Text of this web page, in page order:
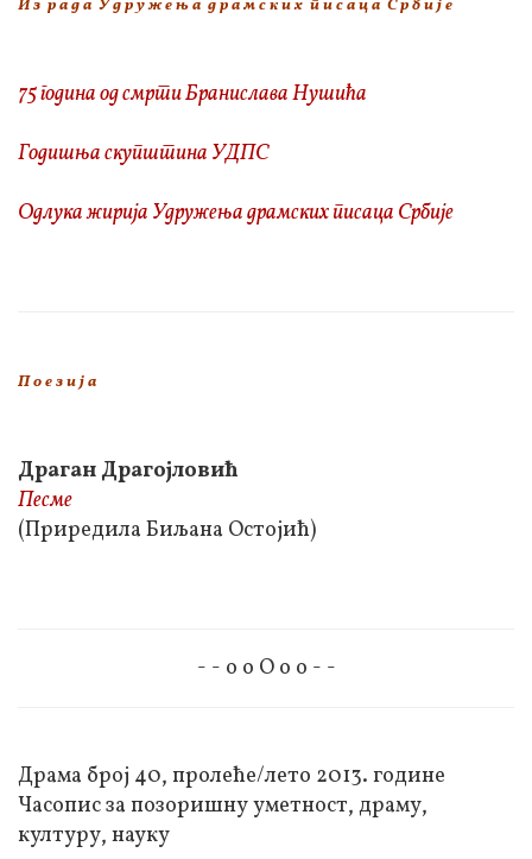
И з р а д а У д р у ж е њ а д р а м с к и х п и с а ц а С р б и ј е
75 година од смрти Бранислава Нушића
Годишња скупштина УДПС
Одлука жирија Удружења драмских писаца Србије
П о е з и ј а
Драган Драгојловић
Песме
(Приредила Биљана Остојић)
- - о о О о о - -
Драма број 40, пролеће/лето 2013. године
Часопис за позоришну уметност, драму,
културу, науку